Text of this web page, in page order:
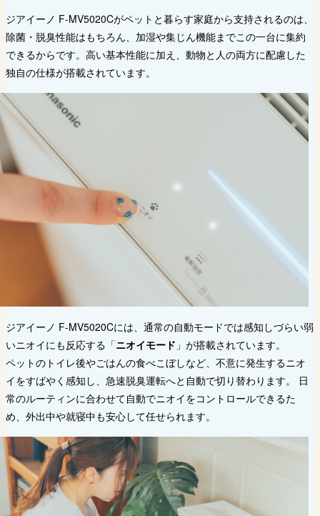
ジアイーノ F-MV5020Cがペットと暮らす家庭から支持されるのは、
除菌・脱臭性能はもちろん、加湿や集じん機能までこの一台に集約
できるからです。高い基本性能に加え、動物と人の両方に配慮した
独自の仕様が搭載されています。
ジアイーノ F-MV5020Cには、通常の自動モードでは感知しづらい弱
いニオイにも反応する「ニオイモード 」が搭載されています。
ペットのトイレ後やごはんの食べこぼしなど、不意に発生するニオ
イをすばやく感知し、急速脱臭運転へと自動で切り替わります。 日
常のルーティンに合わせて自動でニオイをコントロールできるた
め、外出中や就寝中も安心して任せられます。